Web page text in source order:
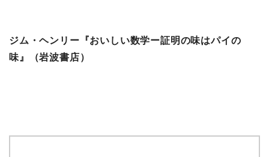
ジム・ヘンリー『おいしい数学ー証明の味はパイの
味』（岩波書店）